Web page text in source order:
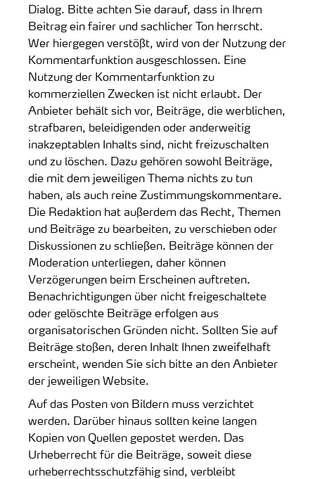
Dialog. Bitte achten Sie darauf, dass in Ihrem
Beitrag ein fairer und sachlicher Ton herrscht.
Wer hiergegen verstößt, wird von der Nutzung der
Kommentarfunktion ausgeschlossen. Eine
Nutzung der Kommentarfunktion zu
kommerziellen Zwecken ist nicht erlaubt. Der
Anbieter behält sich vor, Beiträge, die werblichen,
strafbaren, beleidigenden oder anderweitig
inakzeptablen Inhalts sind, nicht freizuschalten
und zu löschen. Dazu gehören sowohl Beiträge,
die mit dem jeweiligen Thema nichts zu tun
haben, als auch reine Zustimmungskommentare.
Die Redaktion hat außerdem das Recht, Themen
und Beiträge zu bearbeiten, zu verschieben oder
Diskussionen zu schließen. Beiträge können der
Moderation unterliegen, daher können
Verzögerungen beim Erscheinen auftreten.
Benachrichtigungen über nicht freigeschaltete
oder gelöschte Beiträge erfolgen aus
organisatorischen Gründen nicht. Sollten Sie auf
Beiträge stoßen, deren Inhalt Ihnen zweifelhaft
erscheint, wenden Sie sich bitte an den Anbieter
der jeweiligen Website.
Auf das Posten von Bildern muss verzichtet
werden. Darüber hinaus sollten keine langen
Kopien von Quellen gepostet werden. Das
Urheberrecht für die Beiträge, soweit diese
urheberrechtsschutzfähig sind, verbleibt